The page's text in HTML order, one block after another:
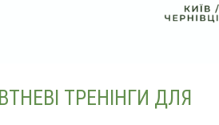
ТРЕНІНГИ ДЛЯ